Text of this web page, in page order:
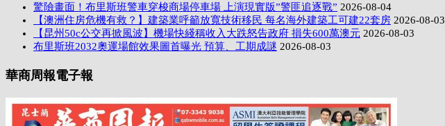
驚險畫面！布里斯班警車穿梭商場停車場 上演現實版”警匪追逐戰” 2026-08-04
【澳洲住房危機有救？】建築業呼籲放寬技術移民 每名海外建築工可建22套房 2026-08-03
【昆州50c公交再掀風波】機場快綫稱收入大跌怒告政府 損失600萬澳元 2026-08-03
布里斯班2032奧運場館效果圖首曝光 預算、工期成謎 2026-08-03
華商周報電子報